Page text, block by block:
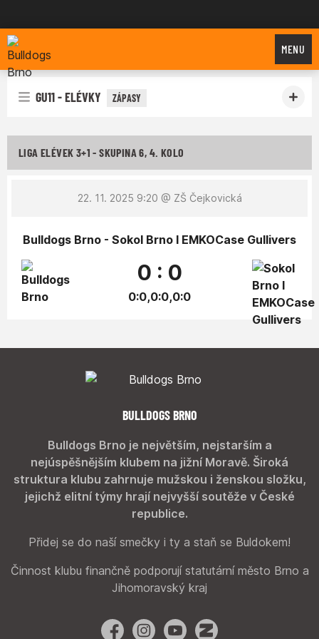
Bulldogs Brno
MENU
GU11 - ELÉVKY ZÁPASY
LIGA ELÉVEK 3+1 - SKUPINA 6, 4. KOLO
22. 11. 2025 9:20 @ ZŠ Čejkovická
Bulldogs Brno - Sokol Brno I EMKOCase Gullivers
0 : 0
0:0,0:0,0:0
BULLDOGS BRNO
Bulldogs Brno je největším, nejstarším a
nejúspěšnějším klubem na jižní Moravě. Široká
struktura klubu zahrnuje mužskou i ženskou složku,
jejichž elitní týmy hrají nejvyšší soutěže v České
republice.
Přidej se do naší smečky i ty a staň se Buldokem!
Činnost klubu finančně podporují statutární město Brno a
Jihomoravský kraj